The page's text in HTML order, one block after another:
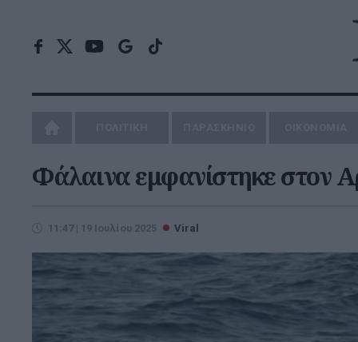
Φάλαινα εμφανίστηκε στον
11:47 | 19 Ιουλίου 2025 Viral